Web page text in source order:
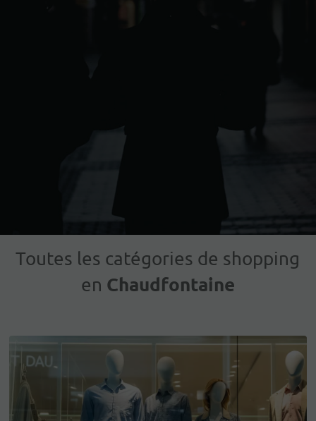
Toutes les catégories de shopping
en Chaudfontaine